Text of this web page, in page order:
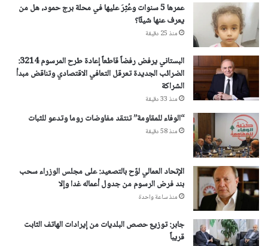
عمرها 5 سنوات وعُثِرَ عليها في محلة برج حمود، هل من
يعرف عنها شيئًا؟
منذ 25 دقيقة
البستاني يرفض رفضاً قاطعاً إعادة طرح المرسوم 3214:
الضرائب الجديدة تعرقل التعافي الاقتصادي وتناقض مبدأ
الشراكة
منذ 33 دقيقة
“الوفاء للمقاومة” تنتقد مفاوضات روما وتدعو للثبات
منذ 58 دقيقة
الإتحاد العمالي لوّح بالتصعيد: على مجلس الوزراء سحب
بند فرض الرسوم من جدول أعماله غدا وإلا
منذ ساعة واحدة
جابر: توزيع حصص البلديات من إيرادات الهاتف الثابت
قريباً